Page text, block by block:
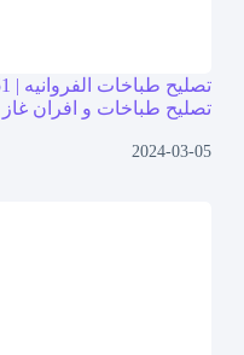
تصليح طباخات و افران
2024-03-05